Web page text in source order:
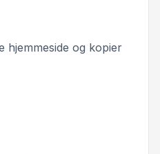
hjemmeside og kopier